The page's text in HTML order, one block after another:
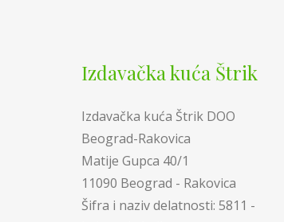
Izdavačka kuća Štrik
Izdavačka kuća Štrik DOO
Beograd-Rakovica
Matije Gupca 40/1
11090 Beograd - Rakovica
Šifra i naziv delatnosti: 5811 -